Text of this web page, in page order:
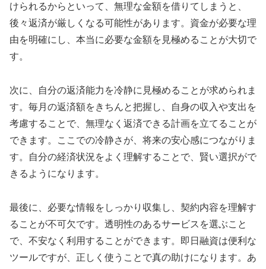
けられるからといって、無理な金額を借りてしまうと、
後々返済が厳しくなる可能性があります。資金が必要な理
由を明確にし、本当に必要な金額を見極めることが大切で
す。
次に、自分の返済能力を冷静に見極めることが求められま
す。毎月の返済額をきちんと把握し、自身の収入や支出を
考慮することで、無理なく返済できる計画を立てることが
できます。ここでの冷静さが、将来の安心感につながりま
す。自分の経済状況をよく理解することで、賢い選択がで
きるようになります。
最後に、必要な情報をしっかり収集し、契約内容を理解す
ることが不可欠です。透明性のあるサービスを選ぶこと
で、不安なく利用することができます。即日融資は便利な
ツールですが、正しく使うことで真の助けになります。あ